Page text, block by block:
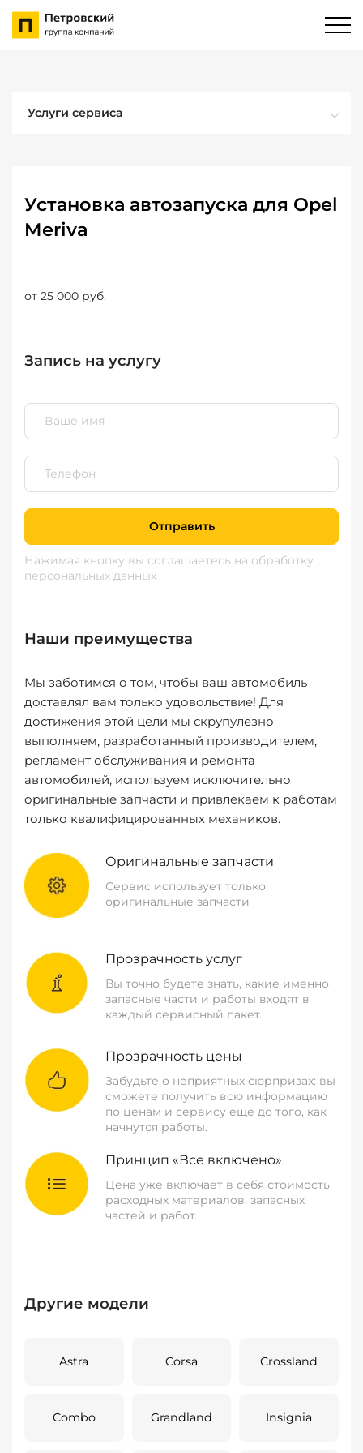
Услуги сервиса
Установка автозапуска для Opel
Meriva
от 25 000 руб.
Запись на услугу
Отправить
Нажимая кнопку вы соглашаетесь на обработку
персональных данных
Наши преимущества
Мы заботимся о том, чтобы ваш автомобиль
доставлял вам только удовольствие! Для
достижения этой цели мы скрупулезно
выполняем, разработанный производителем,
регламент обслуживания и ремонта
автомобилей, используем исключительно
оригинальные запчасти и привлекаем к работам
только квалифицированных механиков.
Оригинальные запчасти
Сервис использует только
оригинальные запчасти
Прозрачность услуг
Вы точно будете знать, какие именно
запасные части и работы входят в
каждый сервисный пакет.
Прозрачность цены
Забудьте о неприятных сюрпризах: вы
сможете получить всю информацию
по ценам и сервису еще до того, как
начнутся работы.
Принцип «Все включено»
Цена уже включает в себя стоимость
расходных материалов, запасных
частей и работ.
Другие модели
Astra Corsa Crossland
Combo Grandland Insignia